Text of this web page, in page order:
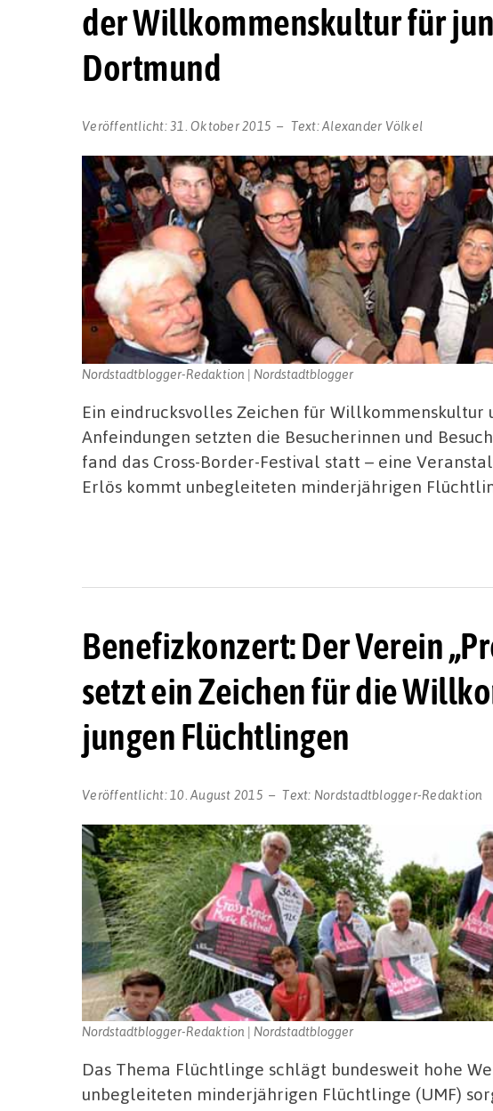
der Willkommenskultur für
Dortmund
Veröffentlicht:31. Oktober 2015 Text:Alexander Völkel
Nordstadtblogger-Redaktion | Nordstadtblogger
Ein eindrucksvolles Zeichen für
Anfeindungen setzten die Besucherinnen und
fand das Cross-Border-Festival statt – eine
Erlös kommt unbegleiteten minderjährigen
Benefizkonzert: Der Verein
setzt ein Zeichen für die
jungen Flüchtlingen
Veröffentlicht: 10. August 2015 Text: Nordstadtblogger-Redaktion
Nordstadtblogger-Redaktion | Nordstadtblogger
Das Thema Flüchtlinge schlägt bundesweit hohe
unbegleiteten minderjährigen Flüchtlinge (UMF)